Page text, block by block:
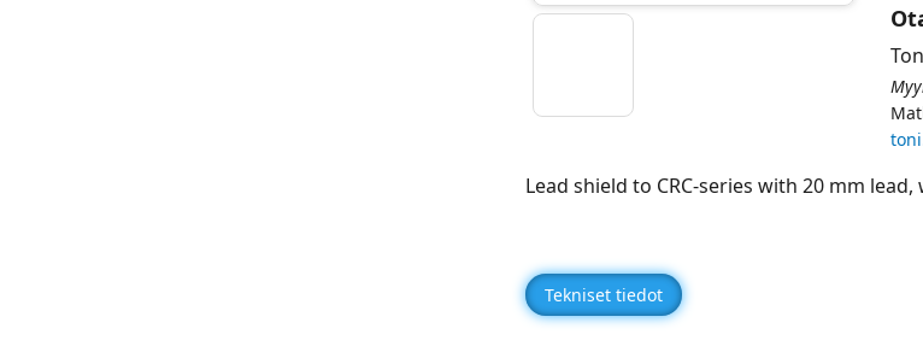
Lead shield to CRC-series with 20 mm
Tekniset tiedot